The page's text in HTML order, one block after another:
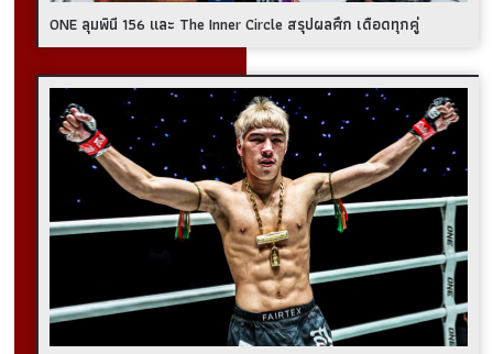
ONE ลุมพินี 156 และ The Inner Circle สรุปผลศึก เดือดทุกคู่